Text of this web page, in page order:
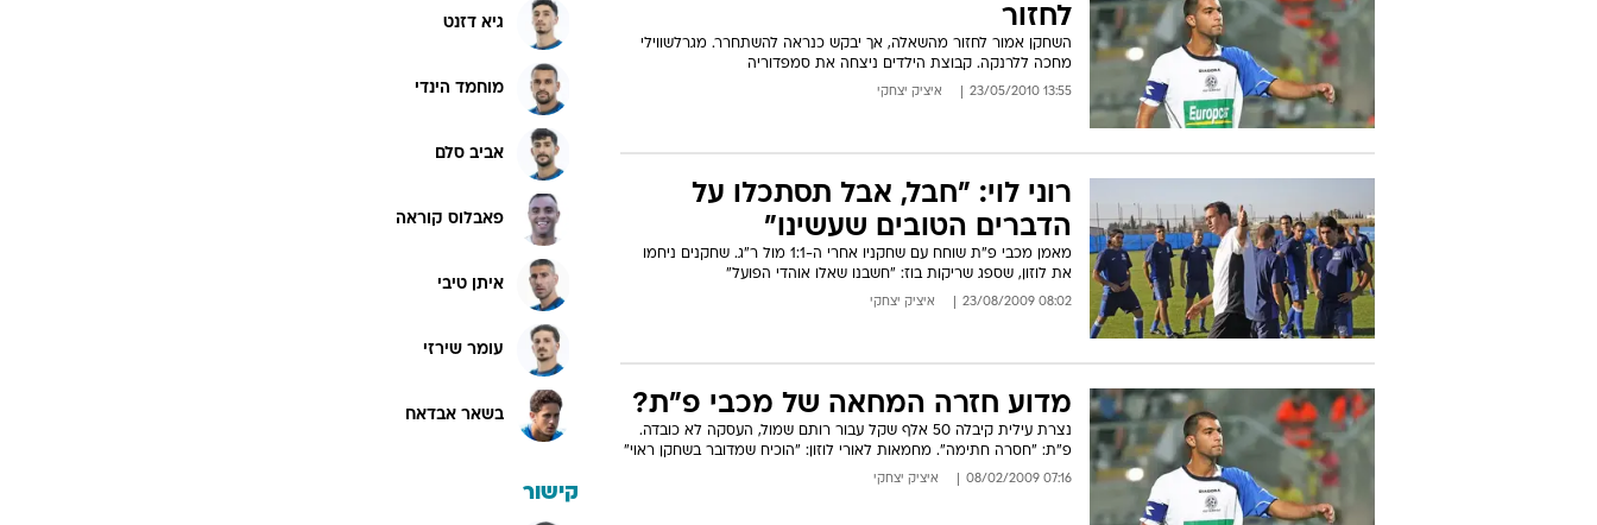
לחזור
השחקן אמור לחזור מהשאלה, אך יבקש כנראה להשתחרר. מגרלשווילי
מחכה ללרנקה. קבוצת הילדים ניצחה את סמפדוריה
13:55 23/05/2010 איציק יצחקי
רוני לוי: "חבל, אבל תסתכלו על
הדברים הטובים שעשינו"
מאמן מכבי פ"ת שוחח עם שחקניו אחרי ה-1:1 מול ר"ג. שחקנים ניחמו
את לוזון, שספג שריקות בוז: "חשבנו שאלו אוהדי הפועל"
08:02 23/08/2009 איציק יצחקי
מדוע חזרה המחאה של מכבי פ"ת?
נצרת עילית קיבלה 50 אלף שקל עבור רותם שמול, העסקה לא כובדה.
פ"ת: "חסרה חתימה". מחמאות לאורי לוזון: "הוכיח שמדובר בשחקן ראוי"
07:16 08/02/2009 איציק יצחקי
גיא דזנט
מוחמד הינדי
אביב סלם
פאבלוס קוראה
איתן טיבי
עומר שירזי
בשאר אבדאח
קישור